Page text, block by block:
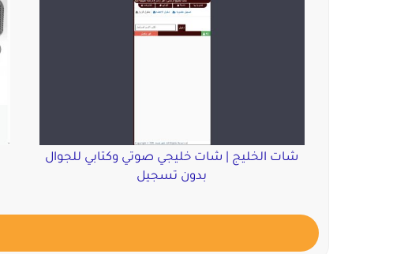
شات الخليج | شات خليجي صوتي وكتابي للجوال
بدون تسجيل